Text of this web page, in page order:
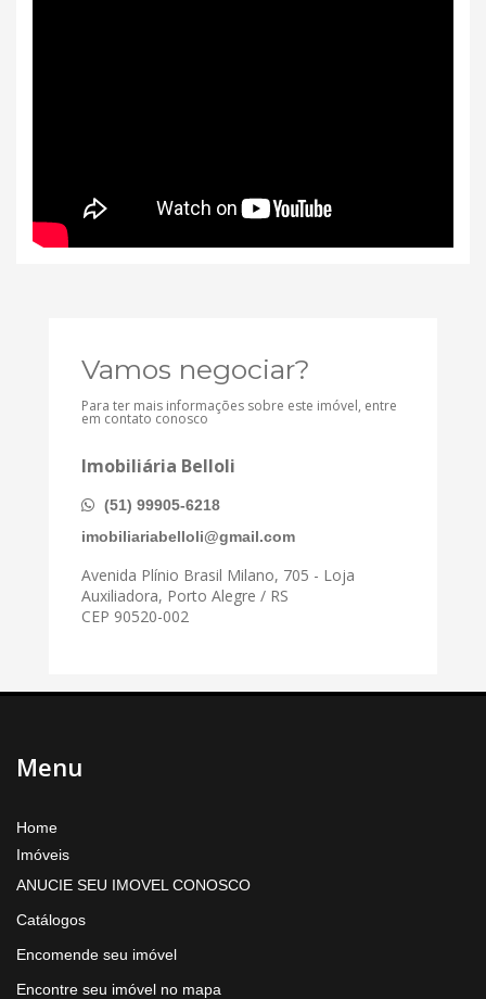
Vamos negociar?
Para ter mais informações sobre este imóvel, entre
em contato conosco
Imobiliária Belloli
(51) 99905-6218
imobiliariabelloli@gmail.com
Avenida Plínio Brasil Milano, 705 - Loja
Auxiliadora, Porto Alegre / RS
CEP 90520-002
Menu
Home
Imóveis
ANUCIE SEU IMOVEL CONOSCO
Catálogos
Encomende seu imóvel
Encontre seu imóvel no mapa